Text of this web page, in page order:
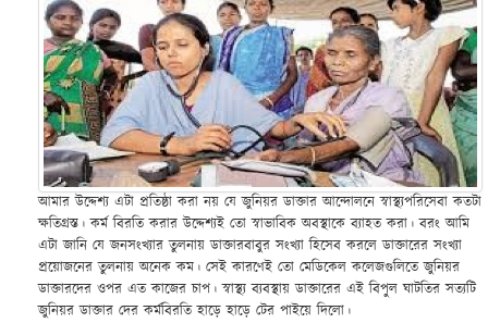
আমার উদ্দেশ্য এটা প্রতিষ্ঠা করা নয় যে জুনিয়র ডাক্তার আন্দোলনে স্বাস্থ্যপরিসেবা কতটা
ক্ষতিগ্রস্ত। কর্ম বিরতি করার উদ্দেশ্যই তো স্বাভাবিক অবস্থাকে ব্যাহত করা। বরং আমি
এটা জানি যে জনসংখ্যার তুলনায় ডাক্তারবাবুর সংখ্যা হিসেব করলে ডাক্তারের সংখ্যা
প্রয়োজনের তুলনায় অনেক কম। সেই কারণেই তো মেডিকেল কলেজগুলিতে জুনিয়র
ডাক্তারদের ওপর এত কাজের চাপ। স্বাস্থ্য ব্যবস্থায় ডাক্তারের এই বিপুল ঘাটতির সত্যটি
জুনিয়র ডাক্তার দের কর্মবিরতি হাড়ে হাড়ে টের পাইয়ে দিলো।